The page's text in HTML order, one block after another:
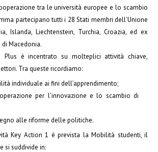
tra le università europee e lo scambio
partecipano tutti i 28 Stati membri dell'Unione
Islanda, Liechtenstein, Turchia, Croazia, ed ex
Macedonia.
Plus è incentrato su molteplici attività chiave,
Tra queste ricordiamo:
individuale ai fini dell’apprendimento;
per l’innovazione e lo scambio di
alle riforme delle politiche.
Key Action 1 è prevista la Mobilità studenti, il
si suddivide in: